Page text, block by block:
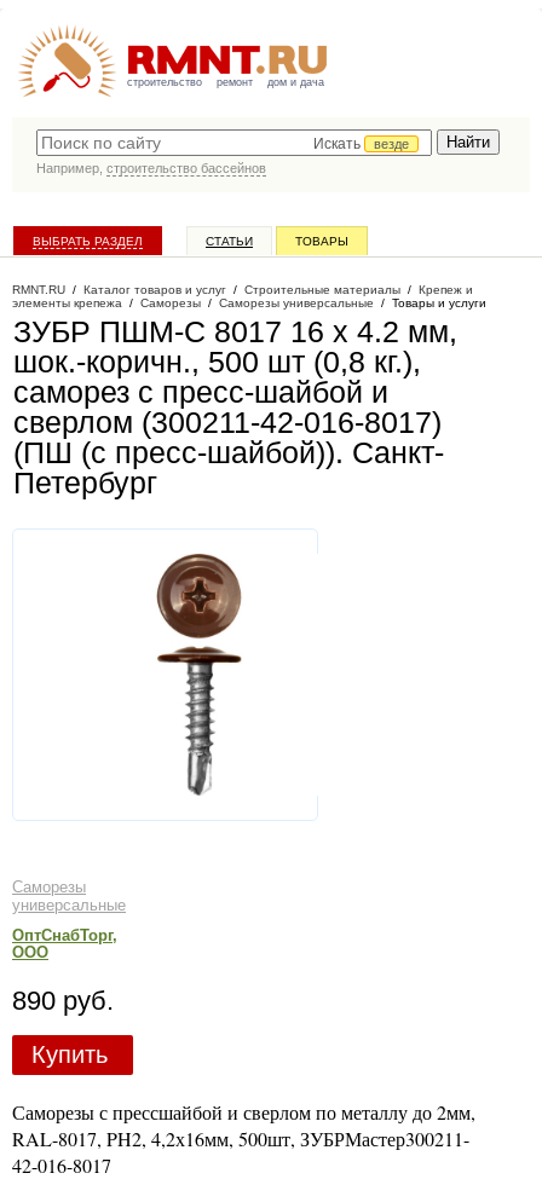
строительство ремонт дом и дача
Искать
везде
Например, строительство бассейнов
ВЫБРАТЬ РАЗДЕЛ СТАТЬИ ТОВАРЫ
RMNT.RU / Каталог товаров и услуг / Строительные материалы / Крепеж и
элементы крепежа / Саморезы / Саморезы универсальные / Товары и услуги
ЗУБР ПШМ-С 8017 16 х 4.2 мм,
шок.-коричн., 500 шт (0,8 кг.),
саморез с пресс-шайбой и
сверлом (300211-42-016-8017)
(ПШ (с пресс-шайбой)). Санкт-
Петербург
Саморезы
универсальные
ОптСнабТорг,
ООО
890 руб.
Купить
Саморезы с прессшайбой и сверлом по металлу до 2мм,
RAL-8017, PH2, 4,2х16мм, 500шт, ЗУБРМастер300211-
42-016-8017